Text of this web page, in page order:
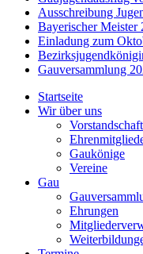
Ausschreibung
Bayerischer Meister
Einladung zum
Gauversammlung
Startseite
Wir über uns
Vorstandschaft
Gaukönige
Vereine
Gau
Ehrungen